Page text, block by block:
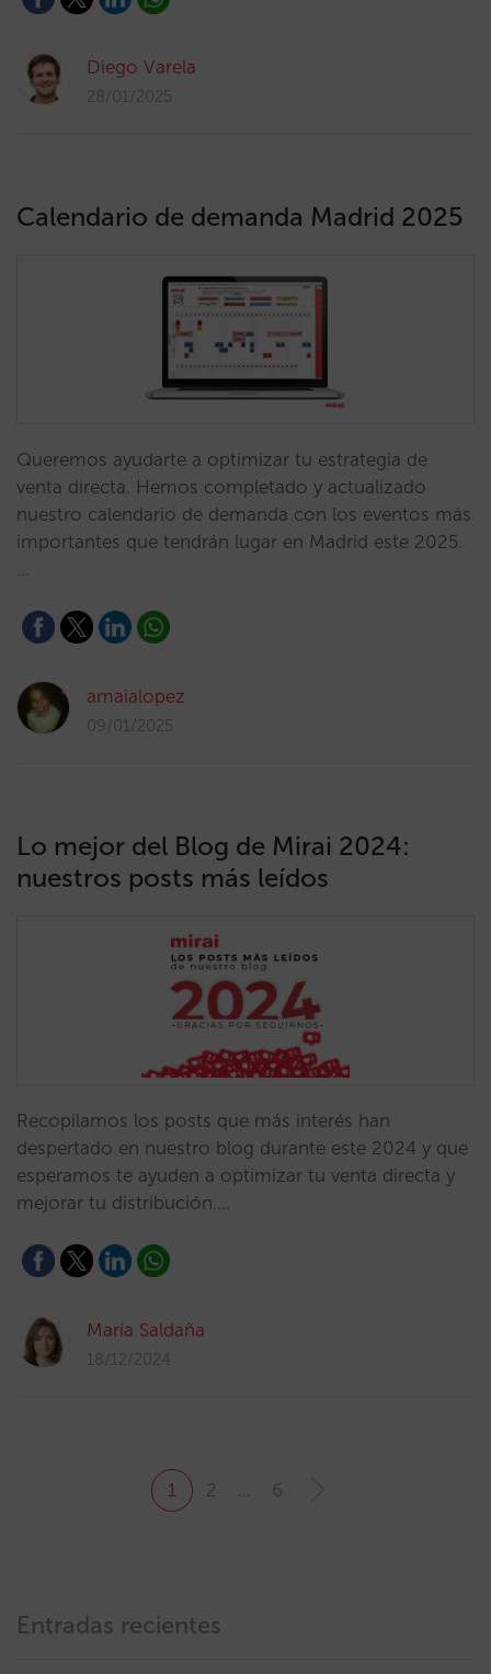
Diego Varela
28/01/2025
Calendario de demanda Madrid 2025
Queremos ayudarte a optimizar tu estrategia de
venta directa. Hemos completado y actualizado
nuestro calendario de demanda con los eventos más
importantes que tendrán lugar en Madrid este 2025.
…
amaialopez
09/01/2025
Lo mejor del Blog de Mirai 2024:
nuestros posts más leídos
Recopilamos los posts que más interés han
despertado en nuestro blog durante este 2024 y que
esperamos te ayuden a optimizar tu venta directa y
mejorar tu distribución.…
María Saldaña
18/12/2024
1 2 6
Entradas recientes